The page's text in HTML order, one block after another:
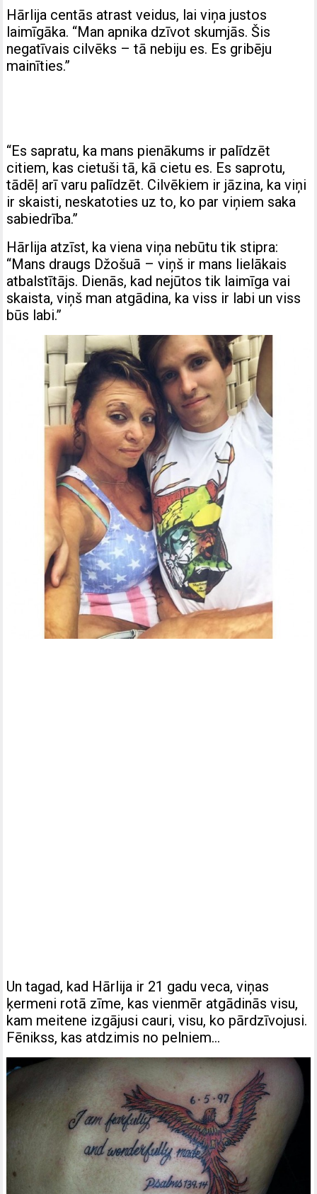
Hārlija centās atrast veidus, lai viņa justos
laimīgāka. “Man apnika dzīvot skumjās. Šis
negatīvais cilvēks – tā nebiju es. Es gribēju
mainīties.”
“Es sapratu, ka mans pienākums ir palīdzēt
citiem, kas cietuši tā, kā cietu es. Es saprotu,
tādēļ arī varu palīdzēt. Cilvēkiem ir jāzina, ka viņi
ir skaisti, neskatoties uz to, ko par viņiem saka
sabiedrība.”
Hārlija atzīst, ka viena viņa nebūtu tik stipra:
“Mans draugs Džošuā – viņš ir mans lielākais
atbalstītājs. Dienās, kad nejūtos tik laimīga vai
skaista, viņš man atgādina, ka viss ir labi un viss
būs labi.”
Un tagad, kad Hārlija ir 21 gadu veca, viņas
ķermeni rotā zīme, kas vienmēr atgādinās visu,
kam meitene izgājusi cauri, visu, ko pārdzīvojusi.
Fēnikss, kas atdzimis no pelniem…